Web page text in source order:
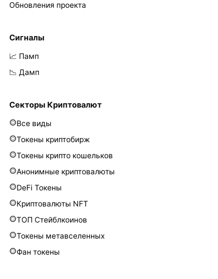
Обновления проекта
Сигналы
📈 Памп
📉 Дамп
Секторы Криптовалют
Все виды
Токены криптобирж
Токены крипто кошельков
Анонимные криптовалюты
DeFi Токены
Криптовалюты NFT
ТОП Стейблкоинов
Токены метавселенных
Фан токены